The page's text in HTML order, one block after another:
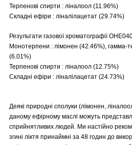
Терпенові спирти : ліналоол (11.96%)
Складні ефіри : ліналілацетат (29.74%)
Результати газової хроматографії
Монотерпени : лімонен (42.46%), гамма-
(6.01%)
Терпенові спирти : ліналоол (12.75%)
Складні ефіри : ліналілацетат (24.73%)
Деякі природні сполуки (лімонен,
даному ефірному маслі можуть
сприйнятливих людей. Ми настійно
згині ліктя принаймні за 48 годин до